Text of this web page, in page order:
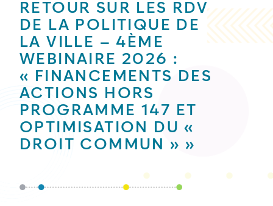
RETOUR SUR LES RDV
DE LA POLITIQUE DE
LA VILLE – 4ÈME
WEBINAIRE 2026 :
« FINANCEMENTS DES
ACTIONS HORS
PROGRAMME 147 ET
OPTIMISATION DU «
DROIT COMMUN » »